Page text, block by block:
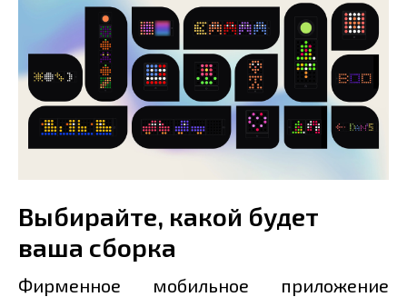
Выбирайте, какой будет
ваша сборка
Фирменное мобильное приложение